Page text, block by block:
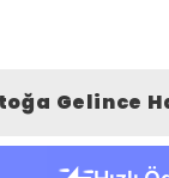
Gelince